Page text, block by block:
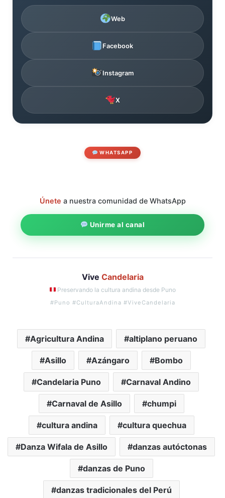
Web
Facebook
Instagram
X
WHATSAPP
Únete a nuestra comunidad de WhatsApp
Unirme al canal
Vive Candelaria
Preservando la cultura andina desde Puno
#Puno #CulturaAndina #ViveCandelaria
Agricultura Andina altiplano peruano
Asillo Azángaro Bombo
Candelaria Puno Carnaval Andino
Carnaval de Asillo chumpi
cultura andina cultura quechua
Danza Wifala de Asillo danzas autóctonas
danzas de Puno
danzas tradicionales del Perú